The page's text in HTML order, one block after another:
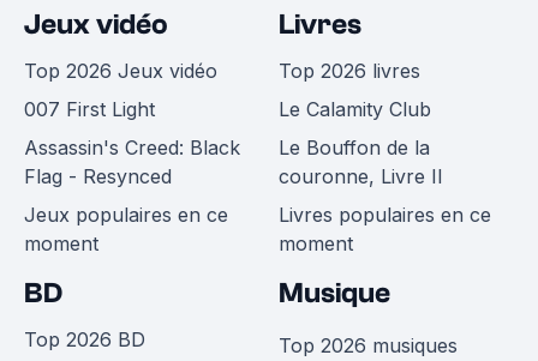
Jeux vidéo
Top 2026 Jeux vidéo
007 First Light
Assassin's Creed: Black
Flag - Resynced
Jeux populaires en ce
moment
Livres
Top 2026 livres
Le Calamity Club
Le Bouffon de la
couronne, Livre II
Livres populaires en ce
moment
BD
Top 2026 BD
Musique
Top 2026 musiques